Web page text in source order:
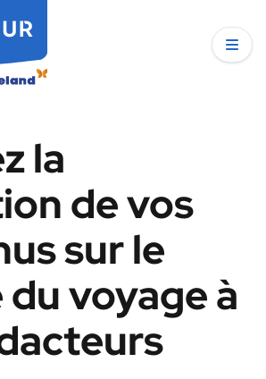
la
de vos
sur le
voyage à